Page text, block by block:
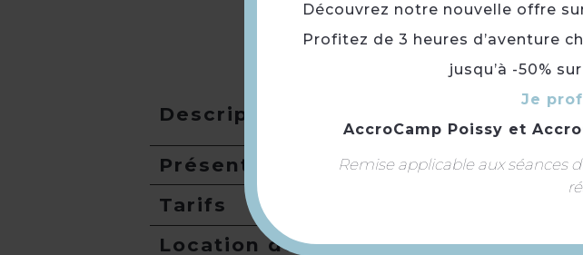
Description
A découvrir : église
Lavoirs, Pavillon
Présentation
Tarifs
Location de salles
Découvrez notre nouvelle offre
Profitez de 3 heures d’aventure
jusqu’à -50%
Je
AccroCamp Poissy et
Remise applicable aux séances